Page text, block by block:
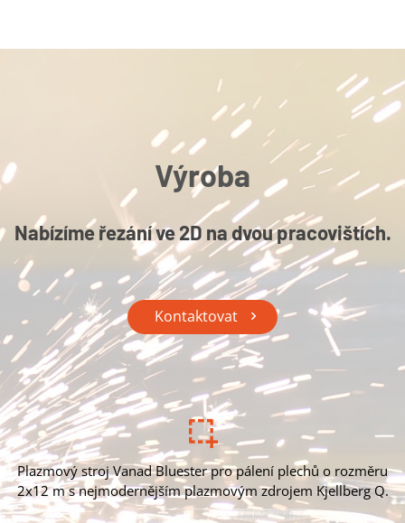
Výroba
Nabízíme řezání ve 2D na dvou pracovištích.
Kontaktovat
Plazmový stroj Vanad Bluester pro pálení plechů o rozměru
2x12 m s nejmodernějším plazmovým zdrojem Kjellberg Q.